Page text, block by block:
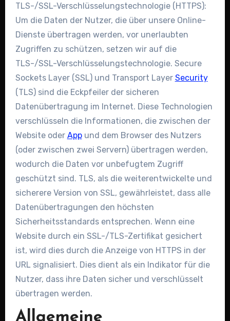
TLS-/SSL-Verschlüsselungstechnologie (HTTPS):
Um die Daten der Nutzer, die über unsere Online-
Dienste übertragen werden, vor unerlaubten
Zugriffen zu schützen, setzen wir auf die
TLS-/SSL-Verschlüsselungstechnologie. Secure
Sockets Layer (SSL) und Transport Layer Security
(TLS) sind die Eckpfeiler der sicheren
Datenübertragung im Internet. Diese Technologien
verschlüsseln die Informationen, die zwischen der
Website oder Appund dem Browser des Nutzers
(oder zwischen zwei Servern) übertragen werden,
wodurch die Daten vor unbefugtem Zugriff
geschützt sind. TLS, als die weiterentwickelte und
sicherere Version von SSL, gewährleistet, dass alle
Datenübertragungen den höchsten
Sicherheitsstandards entsprechen. Wenn eine
Website durch ein SSL-/TLS-Zertifikat gesichert
ist, wird dies durch die Anzeige von HTTPS in der
URL signalisiert. Dies dient als ein Indikator für die
Nutzer, dass ihre Daten sicher und verschlüsselt
übertragen werden.
Allgemeine